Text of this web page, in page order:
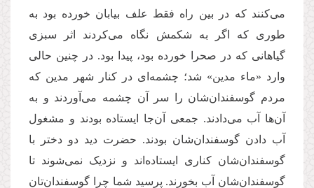
می‌کنند که در بین راه فقط علف بیابان خورده بود به
طوری که اگر به شکمش نگاه می‌کردند اثر سبزی
گیاهانی که در صحرا خورده بود، پیدا بود. در چنین حالی
وارد «ماء مدین» شد؛ چشمه‌ای در کنار شهر مدین که
مردم گوسفندان‌شان را سر آن چشمه می‌آوردند و به
آن‌ها آب می‌دادند. جمعی آن‌جا ایستاده بودند و مشغول
آب دادن گوسفندان‌شان بودند. حضرت دید دو دختر با
گوسفندان‌شان کناری ایستاده‌‌اند و نزدیک نمی‌شوند تا
گوسفندان‌شان آب بخورند. پرسید شما چرا گوسفندان‌تان